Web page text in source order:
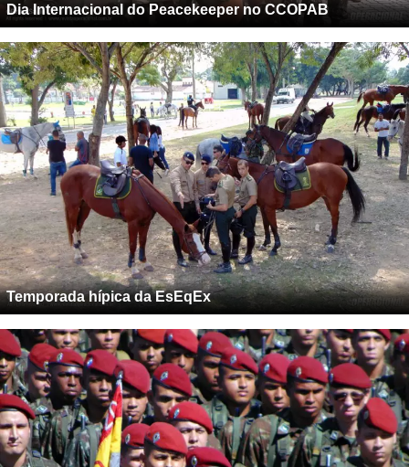
Dia Internacional do Peacekeeper no CCOPAB
Temporada hípica da EsEqEx